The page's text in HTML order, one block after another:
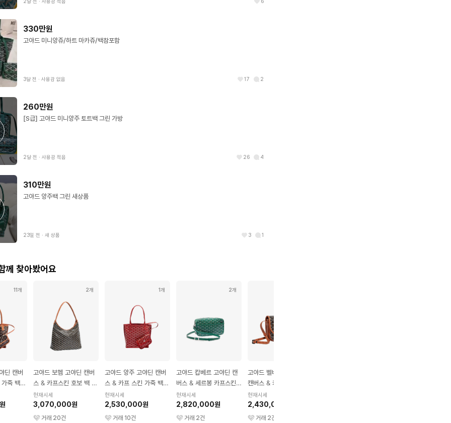
330만원
고야드 미니앙쥬/하트 마카쥬/백참포함
3달 전 ∙ 사용감 없음 17 2
260만원
[S급] 고야드 미니앙주 토트백 그린 가방
2달 전 ∙ 사용감 적음 26 4
310만원
고야드 앙주백 그린 새상품
23일 전 ∙ 새 상품 3 1
께 찾아봤어요
11개
딘 캔버
죽 백
2개
고야드 보헴 고야딘 캔버
스 & 카프스킨 호보 백 P
M 블랙 & 탄
현재시세
3,070,000원
거래 20건
1개
고야드 앙주 고야딘 캔버
스 & 카프 스킨 가죽 백
미니 레드
현재시세
2,530,000원
거래 10건
2개
고야드 캅베르 고야딘 캔
버스 & 세르봉 카프스킨
백 PM 그린
현재시세
2,820,000원
거래 2건
고야드 벨베데르 고야딘
캔버스 & 카프 스킨 가죽
백 PM 블랙 & 탄
현재시세
2,430,000원
거래 2건